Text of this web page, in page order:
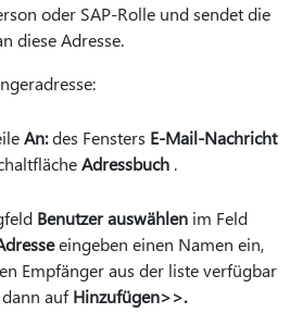
oder SAP-Rolle und sendet die
diese Adresse.
An:des Fensters E-Mail-Nachricht
Adressbuch .
Benutzer auswählen im Feld
eingeben einen Namen ein,
Empfänger aus der liste verfügbar
aufHinzufügen>>.